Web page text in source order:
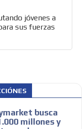
jóvenes a
sus fuerzas
busca
millones y